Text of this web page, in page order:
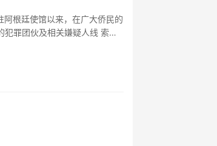
根廷使馆以来，在广大侨民的
罪团伙及相关嫌疑人线 索，